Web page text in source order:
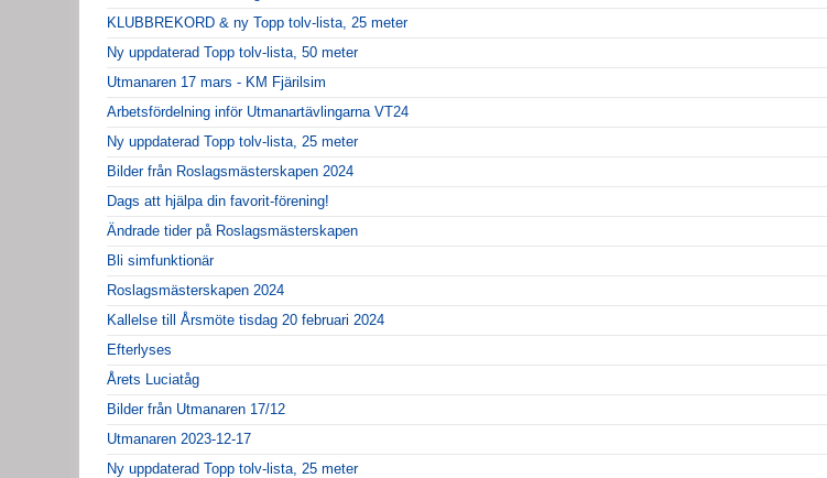
KLUBBREKORD & ny Topp tolv-lista, 25 meter
Ny uppdaterad Topp tolv-lista, 50 meter
Utmanaren 17 mars - KM Fjärilsim
Arbetsfördelning inför Utmanartävlingarna VT24
Ny uppdaterad Topp tolv-lista, 25 meter
Bilder från Roslagsmästerskapen 2024
Dags att hjälpa din favorit-förening!
Ändrade tider på Roslagsmästerskapen
Bli simfunktionär
Roslagsmästerskapen 2024
Kallelse till Årsmöte tisdag 20 februari 2024
Efterlyses
Årets Luciatåg
Bilder från Utmanaren 17/12
Utmanaren 2023-12-17
Ny uppdaterad Topp tolv-lista, 25 meter